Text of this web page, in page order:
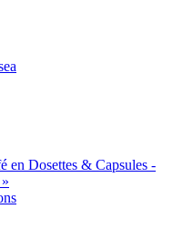
en Dosettes & Capsules -